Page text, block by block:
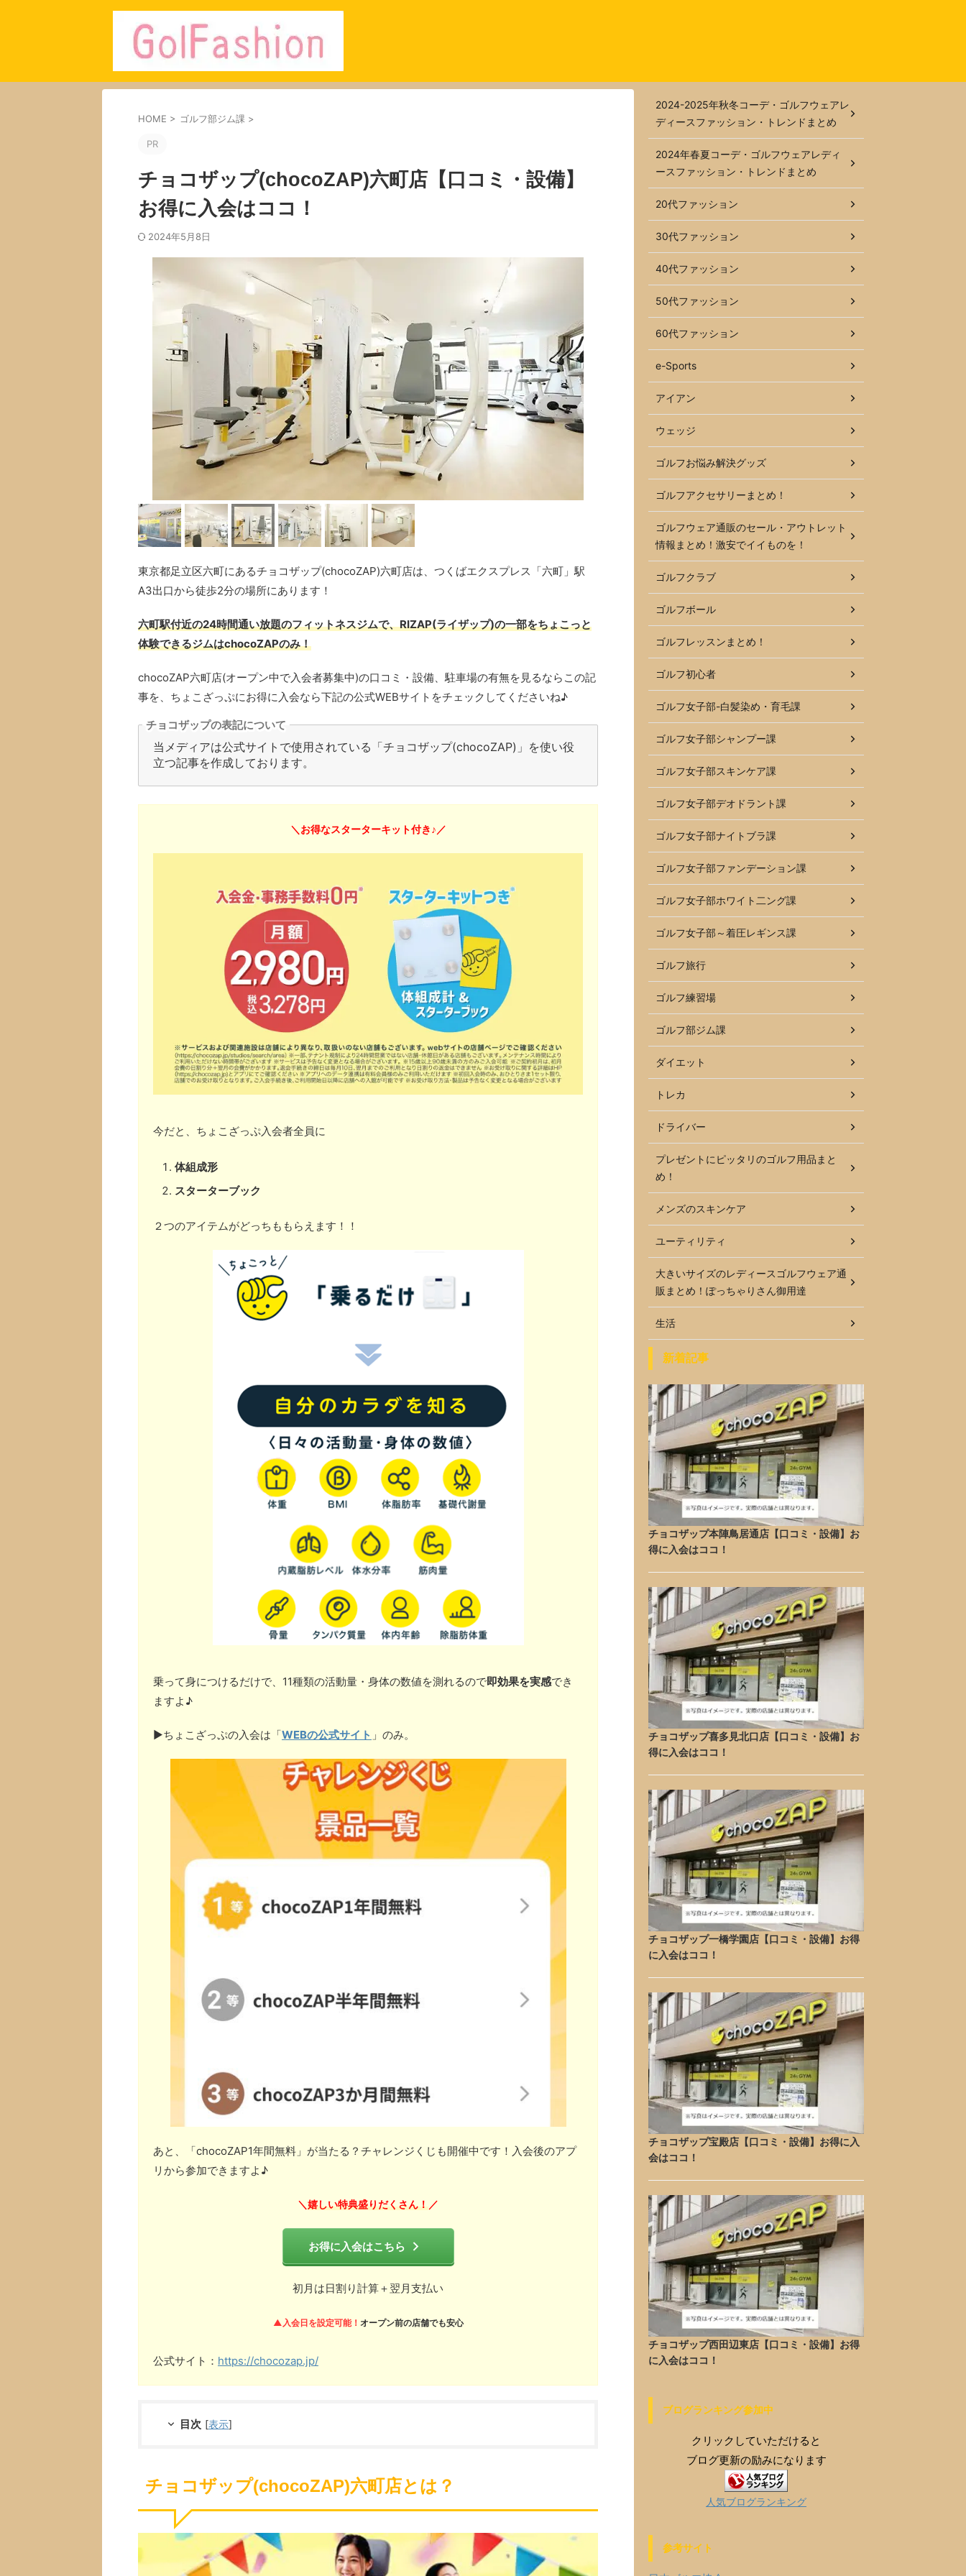
HOME > ゴルフ部ジム課 >
PR
チョコザップ(chocoZAP)六町店【口コミ・設備】
お得に入会はココ！
2024年5月8日
東京都足立区六町にあるチョコザップ(chocoZAP)六町店は、つくばエクスプレス「六町」駅
A3出口から徒歩2分の場所にあります！
六町駅付近の24時間通い放題のフィットネスジムで、RIZAP(ライザップ)の一部をちょこっと
体験できるジムはchocoZAPのみ！
chocoZAP六町店(オープン中で入会者募集中)の口コミ・設備、駐車場の有無を見るならこの記
事を、ちょこざっぷにお得に入会なら下記の公式WEBサイトをチェックしてくださいね♪
チョコザップの表記について
当メディアは公式サイトで使用されている「チョコザップ(chocoZAP)」を使い役
立つ記事を作成しております。
＼お得なスターターキット付き♪／
今だと、ちょこざっぷ入会者全員に
体組成形
スターターブック
２つのアイテムがどっちももらえます！！
乗って身につけるだけで、11種類の活動量・身体の数値を測れるので即効果を実感でき
ますよ♪
▶︎ちょこざっぷの入会は「WEBの公式サイト 」のみ。
あと、「chocoZAP1年間無料」が当たる？チャレンジくじも開催中です！入会後のアプ
リから参加できますよ♪
＼嬉しい特典盛りだくさん！／
お得に入会はこちら
初月は日割り計算＋翌月支払い
▲入会日を設定可能！ オープン前の店舗でも安心
公式サイト： https://chocozap.jp/
目次 [表示]
チョコザップ(chocoZAP)六町店とは？
2024-2025年秋冬コーデ・ゴルフウェアレ
ディースファッション・トレンドまとめ
2024年春夏コーデ・ゴルフウェアレディ
ースファッション・トレンドまとめ
20代ファッション
30代ファッション
40代ファッション
50代ファッション
60代ファッション
e-Sports
アイアン
ウェッジ
ゴルフお悩み解決グッズ
ゴルフアクセサリーまとめ！
ゴルフウェア通販のセール・アウトレット
情報まとめ！激安でイイものを！
ゴルフクラブ
ゴルフボール
ゴルフレッスンまとめ！
ゴルフ初心者
ゴルフ女子部-白髪染め・育毛課
ゴルフ女子部シャンプー課
ゴルフ女子部スキンケア課
ゴルフ女子部デオドラント課
ゴルフ女子部ナイトブラ課
ゴルフ女子部ファンデーション課
ゴルフ女子部ホワイト二ング課
ゴルフ女子部～着圧レギンス課
ゴルフ旅行
ゴルフ練習場
ゴルフ部ジム課
ダイエット
トレカ
ドライバー
プレゼントにピッタリのゴルフ用品まと
め！
メンズのスキンケア
ユーティリティ
大きいサイズのレディースゴルフウェア通
販まとめ！ぽっちゃりさん御用達
生活
新着記事
チョコザップ本陣鳥居通店【口コミ・設備】お
得に入会はココ！
チョコザップ喜多見北口店【口コミ・設備】お
得に入会はココ！
チョコザップ一橋学園店【口コミ・設備】お得
に入会はココ！
チョコザップ宝殿店【口コミ・設備】お得に入
会はココ！
チョコザップ西田辺東店【口コミ・設備】お得
に入会はココ！
ブログランキング参加中
クリックしていただけると
ブログ更新の励みになります
人気ブログランキング
参考サイト